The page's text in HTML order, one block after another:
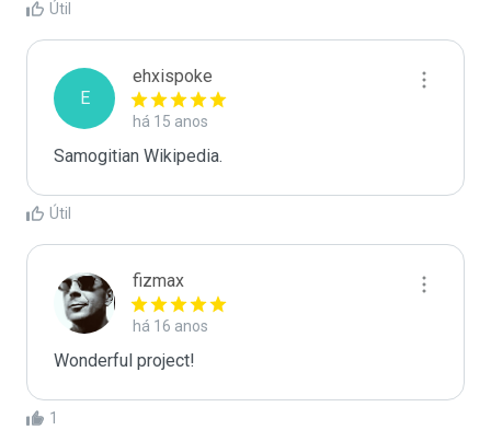
Útil
E
ehxispoke
há 15 anos
Samogitian Wikipedia.
Útil
fizmax
há 16 anos
Wonderful project!
1